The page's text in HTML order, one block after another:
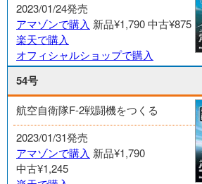
2023/01/24発売
アマゾンで購入 新品¥1,790中古¥875
楽天で購入
オフィシャルショップで購入
54号
航空自衛隊F-2戦闘機をつくる
2023/01/31発売
アマゾンで購入 新品¥1,790
中古¥1,245